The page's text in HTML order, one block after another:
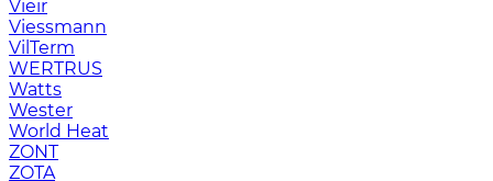
Vieir
Viessmann
VilTerm
WERTRUS
Watts
Wester
World Heat
ZONT
ZOTA